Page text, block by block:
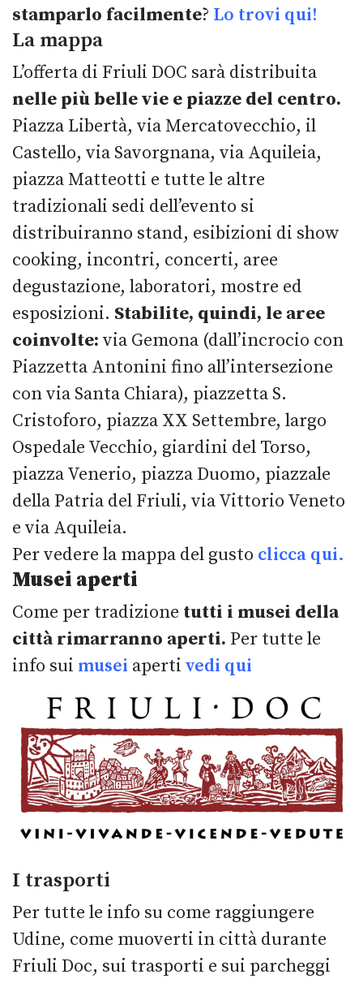
stamparlo facilmente? Lo trovi qui!
La mappa
L’offerta di Friuli DOC sarà distribuita
nelle più belle vie e piazze del centro.
Piazza Libertà, via Mercatovecchio, il
Castello, via Savorgnana, via Aquileia,
piazza Matteotti e tutte le altre
tradizionali sedi dell’evento si
distribuiranno stand, esibizioni di show
cooking, incontri, concerti, aree
degustazione, laboratori, mostre ed
esposizioni. Stabilite, quindi, le aree
coinvolte: via Gemona (dall’incrocio con
Piazzetta Antonini fino all’intersezione
con via Santa Chiara), piazzetta S.
Cristoforo, piazza XX Settembre, largo
Ospedale Vecchio, giardini del Torso,
piazza Venerio, piazza Duomo, piazzale
della Patria del Friuli, via Vittorio Veneto
e via Aquileia.
Per vedere la mappa del gusto clicca qui.
Musei aperti
Come per tradizione tutti i musei della
città rimarranno aperti. Per tutte le
info sui musei aperti vedi qui
I trasporti
Per tutte le info su come raggiungere
Udine, come muoverti in città durante
Friuli Doc, sui trasporti e sui parcheggi